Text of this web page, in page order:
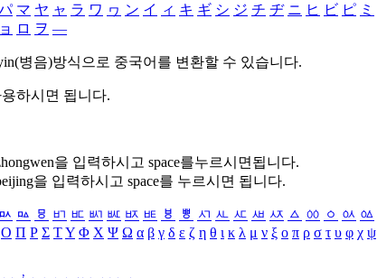
マ ヤ ャ ラ ワ ヮ ン イ ィ キ ギ シ ジ チ ヂ ニ ヒ ビ ピ ミ
ョ ロ ヲ ―
병음)방식으로 중국어를 변환할 수 있습니다.
하시면 됩니다.
을 입력하시고 space를누르시면됩니다.
을 입력하시고 space를 누르시면 됩니다.
ㅯ ㅰ ㅱ ㅲ ㅳ ㅴ ㅵ ㅶ ㅷ ㅸ ㅹ ㅺ ㅻ ㅼ ㅽ ㅾ ㅿ ㆀ ㆁ ㆂ ㆃ
Ο Π Ρ Σ ΤΥ Φ Χ Ψ Ω α β γ δ ε ζ η θ ι κ λ μ ν ξ ο π ρ σ τ υ φ χ ψ